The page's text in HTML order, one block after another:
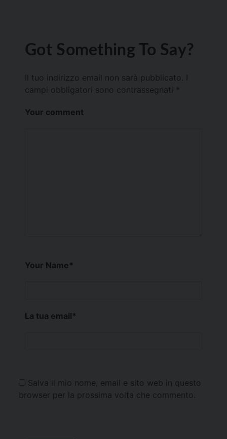
Got Something To Say?
Il tuo indirizzo email non sarà pubblicato.
campi obbligatori sono contrassegnati *
Your comment
Your Name*
La tua email*
Salva il mio nome, email e sito web in questo
browser per la prossima volta che commento.